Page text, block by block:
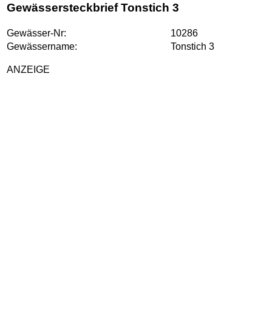
Gewässersteckbrief Tonstich 3
Gewässer-Nr:
10286
Gewässername:
Tonstich 3
ANZEIGE